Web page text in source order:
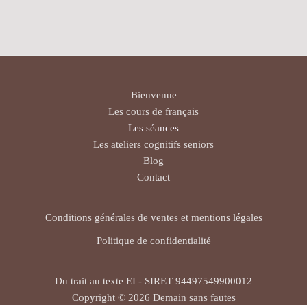
Bienvenue
Les cours de français
Les séances
Les ateliers cognitifs seniors
Blog
Contact
Conditions générales de ventes et mentions légales
Politique de confidentialité
Du trait au texte EI - SIRET 94497549900012
Copyright © 2026 Demain sans fautes